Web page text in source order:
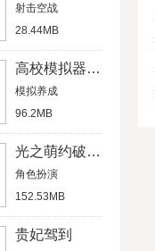
射击空战
28.44MB
高校模拟器中文版
模拟养成
96.2MB
光之萌约破解版
角色扮演
152.53MB
贵妃驾到